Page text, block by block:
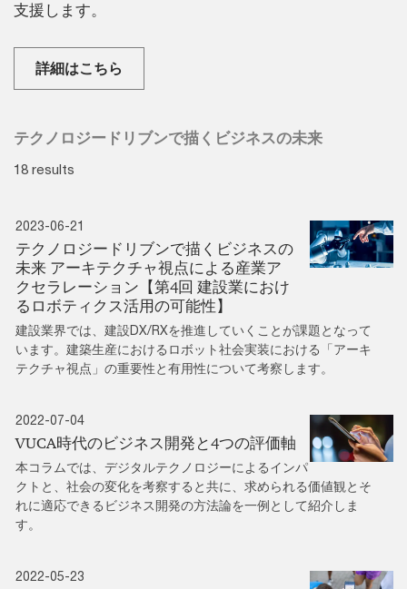
支援します。
詳細はこちら
テクノロジードリブンで描くビジネスの未来
18 results
2023-06-21
テクノロジードリブンで描くビジネスの
未来 アーキテクチャ視点による産業ア
クセラレーション【第4回 建設業におけ
るロボティクス活用の可能性】
建設業界では、建設DX/RXを推進していくことが課題となって
います。建築生産におけるロボット社会実装における「アーキ
テクチャ視点」の重要性と有用性について考察します。
2022-07-04
VUCA時代のビジネス開発と4つの評価軸
本コラムでは、デジタルテクノロジーによるインパ
クトと、社会の変化を考察すると共に、求められる価値観とそ
れに適応できるビジネス開発の方法論を一例として紹介しま
す。
2022-05-23